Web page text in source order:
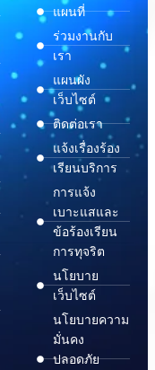
แผนที่
ร่วมงานกับ
เรา
แผนผัง
เว็บไซต์
ติดต่อเรา
แจ้งเรื่องร้อง
เรียนบริการ
การแจ้ง
เบาะแสและ
ข้อร้องเรียน
การทุจริต
นโยบาย
เว็บไซต์
นโยบายความ
มั่นคง
ปลอดภัย